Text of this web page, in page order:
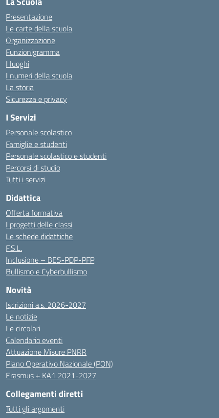
Presentazione
Le carte della scuola
Organizzazione
Funzionigramma
I luoghi
I numeri della scuola
La storia
Sicurezza e privacy
I Servizi
Personale scolastico
Famiglie e studenti
Personale scolastico e studenti
Percorsi di studio
Tutti i servizi
Didattica
Offerta formativa
I progetti delle classi
Le schede didattiche
F.S.L.
Inclusione – BES-PDP-PFP
Bullismo e Cyberbullismo
Novità
Iscrizioni a.s. 2026-2027
Le notizie
Le circolari
Calendario eventi
Attuazione Misure PNRR
Piano Operativo Nazionale (PON)
Erasmus + KA1 2021-2027
Collegamenti diretti
Tutti gli argomenti